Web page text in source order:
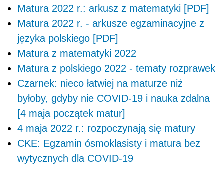
Matura 2022 r.: arkusz z matematyki [PDF]
Matura 2022 r. - arkusze egzaminacyjne z
języka polskiego [PDF]
Matura z matematyki 2022
Matura z polskiego 2022 - tematy rozprawek
Czarnek: nieco łatwiej na maturze niż
byłoby, gdyby nie COVID-19 i nauka zdalna
[4 maja początek matur]
4 maja 2022 r.: rozpoczynają się matury
CKE: Egzamin ósmoklasisty i matura bez
wytycznych dla COVID-19